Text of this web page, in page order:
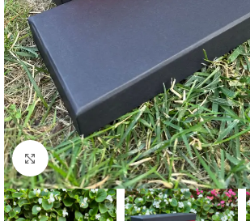
Click to enlarge